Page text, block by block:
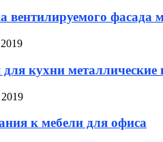
вентилируемого фасада
для кухни
к мебели для офиса